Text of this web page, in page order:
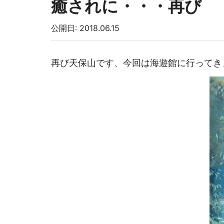
癒されに・・・再び
公開日: 2018.06.15
再び天保山です、今回は海遊館に行って